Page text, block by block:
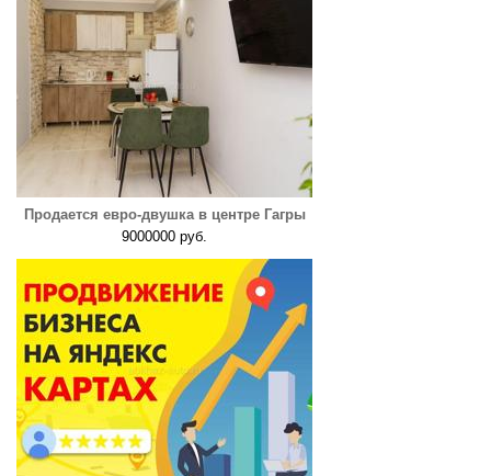
Продается евро-двушка в центре Гагры
9000000 руб.